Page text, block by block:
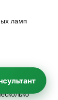
ламп